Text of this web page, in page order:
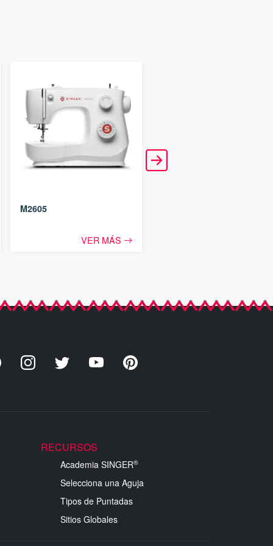
M2605
VER MÁS
RECURSOS
Academia SINGER®
Selecciona una Aguja
Tipos de Puntadas
Sitios Globales